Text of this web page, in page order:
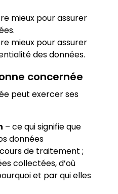
mieux pour assurer
mieux pour assurer
des données.
concernée
peut exercer ses
– ce qui signifie que
données
de traitement ;
collectées, d’où
et par qui elles